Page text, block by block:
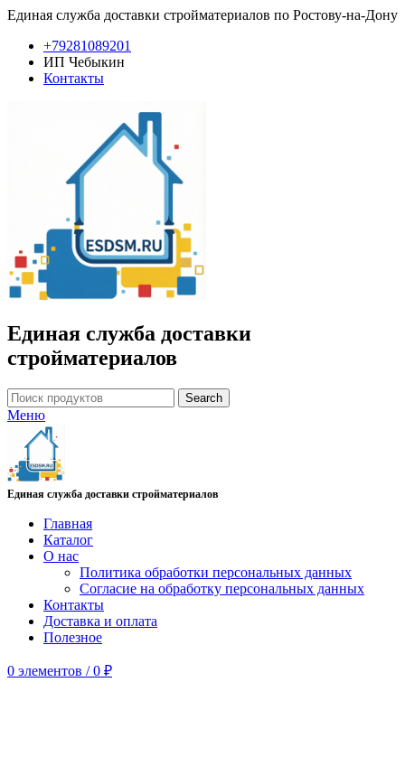
Единая служба доставки стройматериалов по Ростову-на-Дону
+79281089201
ИП Чебыкин
Контакты
Единая служба доставки
стройматериалов
Search
Меню
Единая служба доставки стройматериалов
Главная
Каталог
О нас
Политика обработки персональных данных
Согласие на обработку персональных данных
Контакты
Доставка и оплата
Полезное
0 элементов / 0 ₽